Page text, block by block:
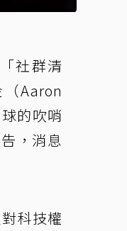
社群清
Aaron
的吹哨
，消息
科技權